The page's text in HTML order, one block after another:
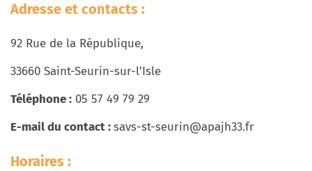
Adresse et contacts :
92 Rue de la République,
33660 Saint-Seurin-sur-l’Isle
Téléphone : 05 57 49 79 29
E-mail du contact :savs-st-seurin@apajh33.fr
Horaires :